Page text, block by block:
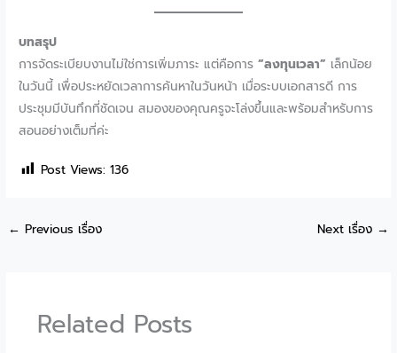
บทสรุป
การจัดระเบียบงานไม่ใช่การเพิ่มภาระ แต่คือการ“ลงทุนเวลา” เล็กน้อย
ในวันนี้ เพื่อประหยัดเวลาการค้นหาในวันหน้า เมื่อระบบเอกสารดี การ
ประชุมมีบันทึกที่ชัดเจน สมองของคุณครูจะโล่งขึ้นและพร้อมสำหรับการ
สอนอย่างเต็มที่ค่ะ
Post Views: 136
← Previous เรื่อง Next เรื่อง →
Related Posts